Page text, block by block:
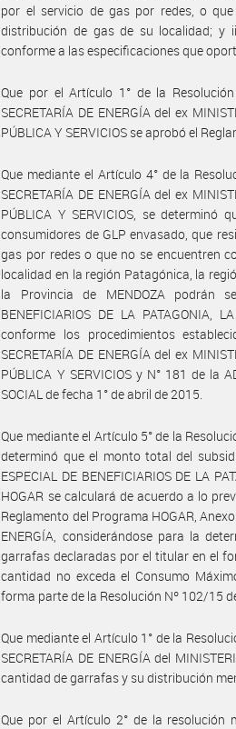
por el servicio de gas por redes, o
distribución de gas de su localidad; y
conforme a las especificaciones que
Que por el Artículo 1° de la
SECRETARÍA DE ENERGÍA del ex
PÚBLICA Y SERVICIOS se aprobó el
Que mediante el Artículo 4° de la
SECRETARÍA DE ENERGÍA del ex
PÚBLICA Y SERVICIOS, se
consumidores de GLP envasado, que
gas por redes o que no se encuentren
localidad en la región Patagónica, la
la Provincia de MENDOZA podrán
BENEFICIARIOS DE LA PATAGONIA,
conforme los procedimientos
SECRETARÍA DE ENERGÍA del ex
PÚBLICA Y SERVICIOS y N° 181 de la
SOCIAL de fecha 1° de abril de 2015.
Que mediante el Artículo 5° de la
determinó que el monto total del
ESPECIAL DE BENEFICIARIOS DE LA
HOGAR se calculará de acuerdo a lo
Reglamento del Programa HOGAR,
ENERGÍA, considerándose para la
garrafas declaradas por el titular en el
cantidad no exceda el Consumo
forma parte de la Resolución Nº 102/15
Que mediante el Artículo 1° de la
SECRETARÍA DE ENERGÍA del
cantidad de garrafas y su distribución
Que por el Artículo 2° de la resolución